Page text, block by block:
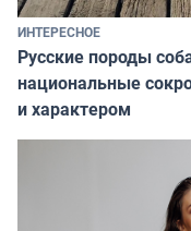
ИНТЕРЕСНОЕ
Русские породы
национальные
и характером